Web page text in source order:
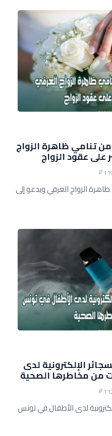
من تنامي ظاهرة الزواج
على عقود الزواج
ظاهرة الزواج العرفي ويدعو إلى
الإلكترونية لدى
من مخاطرها الصحية
لدى الأطفال في تونس